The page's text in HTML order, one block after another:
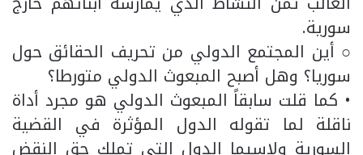
سورية.
○ أين المجتمع الدولي من تحريف الحقائق حول
سوريا؟ وهل أصبح المبعوث الدولي متورطا؟
• كما قلت سابقاً المبعوث الدولي هو مجرد أداة
ناقلة لما تقوله الدول المؤثرة في القضية
السورية ولاسيما الدول التي تملك حق النقض